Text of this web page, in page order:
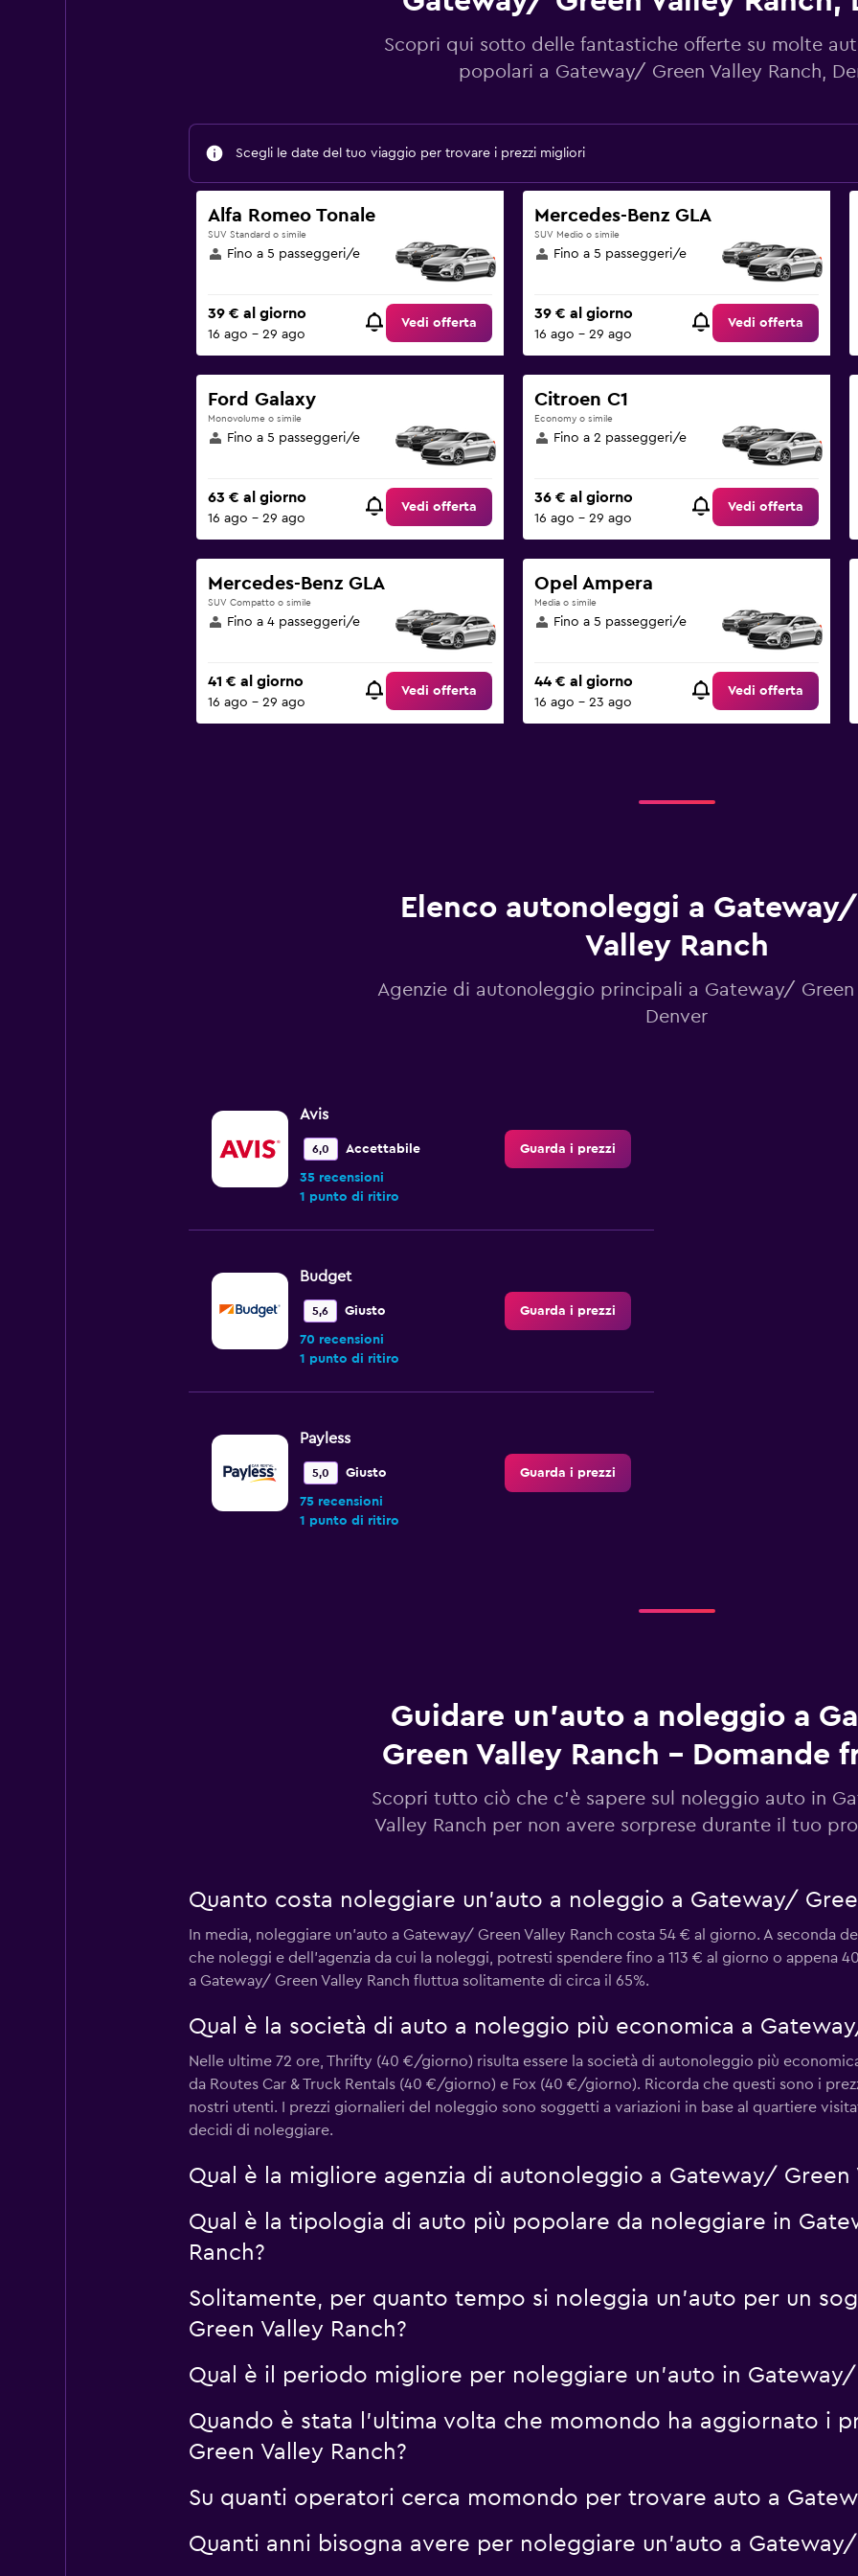
Scopri qui sotto delle fantastiche offerte su molte
popolari a Gateway/ Green Valley Ranch,
Scegli le date del tuo viaggio per trovare i prezzi migliori
Alfa Romeo Tonale
SUV Standard o simile
Fino a 5 passeggeri/e
39 € al giorno
16 ago - 29 ago
Vedi offerta
Mercedes-Benz GLA
SUV Medio o simile
Fino a 5 passeggeri/e
39 € al giorno
16 ago - 29 ago
Vedi offerta
Ford Galaxy
Monovolume o simile
Fino a 5 passeggeri/e
63 € al giorno
16 ago - 29 ago
Vedi offerta
Citroen C1
Economy o simile
Fino a 2 passeggeri/e
36 € al giorno
16 ago - 29 ago
Vedi offerta
Mercedes-Benz GLA
SUV Compatto o simile
Fino a 4 passeggeri/e
41 € al giorno
16 ago - 29 ago
Vedi offerta
Opel Ampera
Media o simile
Fino a 5 passeggeri/e
44 € al giorno
16 ago - 23 ago
Vedi offerta
Elenco autonoleggi a
Valley Ranch
Agenzie di autonoleggio principali a Gateway/ Green
Denver
Avis
6,0 Accettabile
35 recensioni
1 punto di ritiro
Guarda i prezzi
Budget
5,6 Giusto
70 recensioni
1 punto di ritiro
Guarda i prezzi
Payless
5,0 Giusto
75 recensioni
1 punto di ritiro
Guarda i prezzi
Guarda i prezzi
National
7,5 Buono
1 punto di ritiro
Guarda i prezzi
Europcar
Guarda i prezzi
Rhodium
Guidare un'auto a noleggio a
Green Valley Ranch - Domande
Scopri tutto ciò che c'è sapere sul noleggio auto in
Valley Ranch per non avere sorprese durante il tuo
Quanto costa noleggiare un'auto a noleggio a Gateway/
In media, noleggiare un'auto a Gateway/ Green Valley Ranch costa 54 € al giorno. A seconda
che noleggi e dell'agenzia da cui la noleggi, potresti spendere fino a 113 € al giorno o appena
a Gateway/ Green Valley Ranch fluttua solitamente di circa il 65%.
Qual è la società di auto a noleggio più economica a
Nelle ultime 72 ore, Thrifty (40 €/giorno) risulta essere la società di autonoleggio più
da Routes Car & Truck Rentals (40 €/giorno) e Fox (40 €/giorno). Ricorda che questi sono i
nostri utenti. I prezzi giornalieri del noleggio sono soggetti a variazioni in base al quartiere
decidi di noleggiare.
Qual è la migliore agenzia di autonoleggio a Gateway/ Green
Qual è la tipologia di auto più popolare da noleggiare in
Ranch?
Solitamente, per quanto tempo si noleggia un'auto per un
Green Valley Ranch?
Qual è il periodo migliore per noleggiare un'auto in Gateway/
Quando è stata l'ultima volta che momondo ha aggiornato i
Green Valley Ranch?
Su quanti operatori cerca momondo per trovare auto a
Quanti anni bisogna avere per noleggiare un'auto a Gateway/